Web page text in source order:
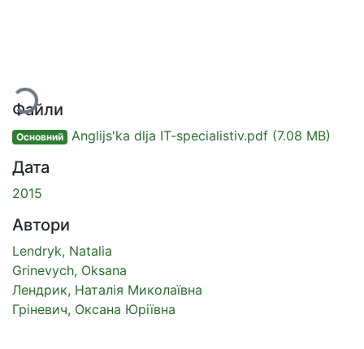
Файли
Основний Anglijs'ka dlja IT-specialistiv.pdf (7.08 MB)
Дата
2015
Автори
Lendryk, Natalia
Grinevych, Oksana
Лендрик, Наталія Миколаївна
Гріневич, Оксана Юріївна